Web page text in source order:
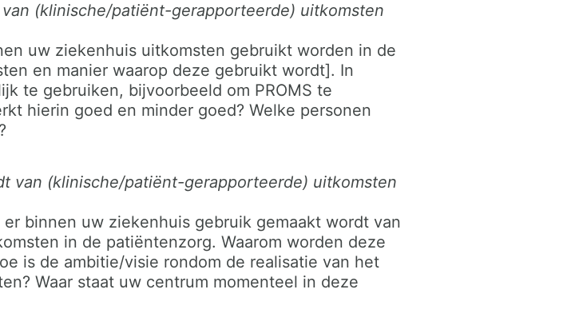
(klinische/patiënt-gerapporteerde) uitkomsten
uw ziekenhuis uitkomsten gebruikt worden in de
en manier waarop deze gebruikt wordt]. In
te gebruiken, bijvoorbeeld om PROMS te
hierin goed en minder goed? Welke personen
van (klinische/patiënt-gerapporteerde) uitkomsten
binnen uw ziekenhuis gebruik gemaakt wordt van
in de patiëntenzorg. Waarom worden deze
is de ambitie/visie rondom de realisatie van het
Waar staat uw centrum momenteel in deze